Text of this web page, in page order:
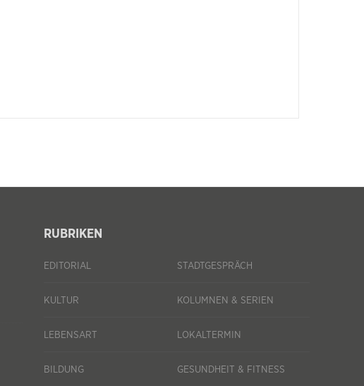
RUBRIKEN
EDITORIAL STADTGESPRÄCH
KULTUR KOLUMNEN & SERIEN
LEBENSART LOKALTERMIN
BILDUNG GESUNDHEIT & FITNESS